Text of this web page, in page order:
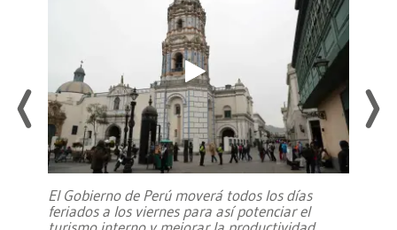
El Gobierno de Perú moverá todos los días
feriados a los viernes para así potenciar el